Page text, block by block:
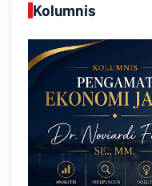
Kolumnis